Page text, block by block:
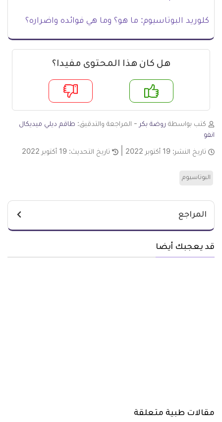
كلوريد البوتاسيوم: ما هو؟ وما هي فوائده واضراره؟
هل كان هذا المحتوى مفيدا؟
لا
كتب بواسطة روضة بكر - المراجعة والتدقيق: طاقم ديلي ميديكال
انفو
تاريخ النشر: 19 أكتوبر 2022 تاريخ التحديث: 19 أكتوبر 2022
البوتاسيوم
المراجع
قد يعجبك أيضا
مقالات طبية متعلقة